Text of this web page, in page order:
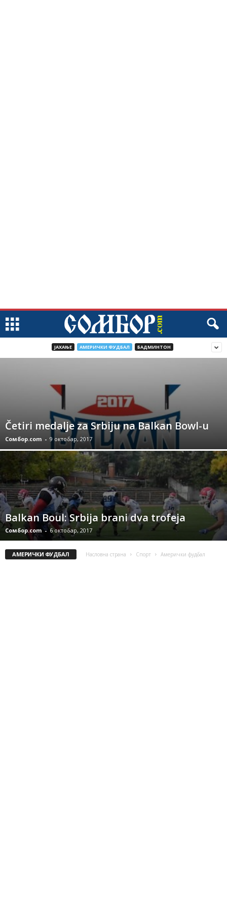
JАХАЊЕ АМЕРИЧКИ ФУДБАЛ БАДМИНТОН
Četiri medalje za Srbiju na Balkan Bowl-u
Сомбор.com - 9 октобар, 2017
Balkan Boul: Srbija brani dva trofeja
Сомбор.com - 6 октобар, 2017
АМЕРИЧКИ ФУДБАЛ Насловна страна Спорт Амерички фудбал